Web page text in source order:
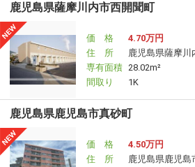
鹿児島県薩摩川内市西開聞町
価 格
4.70万円
住 所
鹿児島県薩摩川
専有面積 28.02m²
間取り
1K
鹿児島県鹿児島市真砂町
価 格
4.50万円
住 所
鹿児島県鹿児島